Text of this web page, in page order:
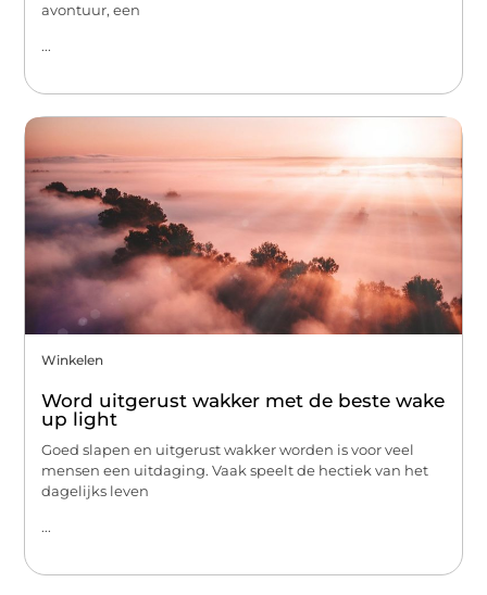
avontuur, een
...
Winkelen
Word uitgerust wakker met de beste wake
up light
Goed slapen en uitgerust wakker worden is voor veel
mensen een uitdaging. Vaak speelt de hectiek van het
dagelijks leven
...